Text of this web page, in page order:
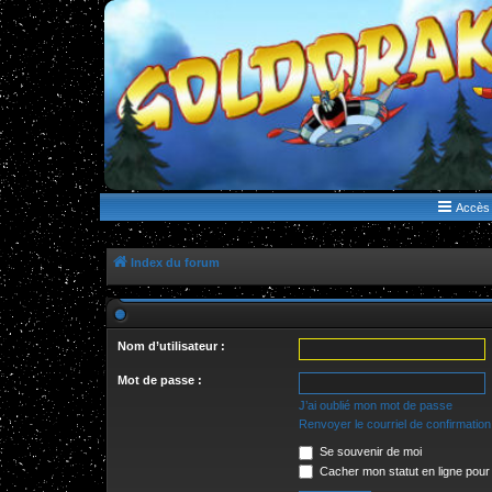
WWW.GOLDORAKGO.COM
le site de la Lune Rouge
Accès
Index du forum
Nom d’utilisateur :
Mot de passe :
J’ai oublié mon mot de passe
Renvoyer le courriel de confirmation
Se souvenir de moi
Cacher mon statut en ligne